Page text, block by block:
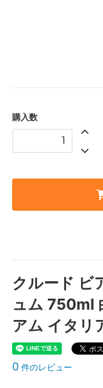
購入数
クルード ビ
ュム 750ml
アム イタリ
0 件のレビュー